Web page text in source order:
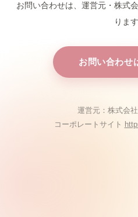
お問い合わせは、運営元・株式
ります
お問い合わせ
運営元：株式会
コーポレートサイト